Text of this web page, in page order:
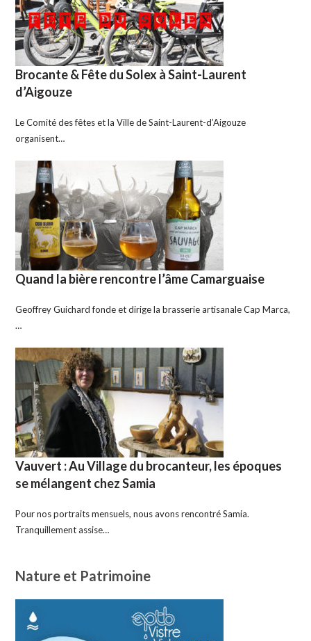
Brocante & Fête du Solex à Saint-Laurent
d’Aigouze
Le Comité des fêtes et la Ville de Saint-Laurent-d’Aigouze
organisent…
Quand la bière rencontre l’âme Camarguaise
Geoffrey Guichard fonde et dirige la brasserie artisanale Cap Marca,
…
Vauvert : Au Village du brocanteur, les époques
se mélangent chez Samia
Pour nos portraits mensuels, nous avons rencontré Samia.
Tranquillement assise…
Nature et Patrimoine